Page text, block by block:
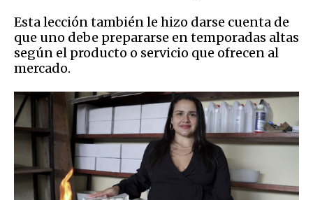
Esta lección también le hizo darse cuenta de
que uno debe prepararse en temporadas altas
según el producto o servicio que ofrecen al
mercado.